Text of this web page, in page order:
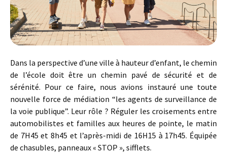
Dans la perspective d’une ville à hauteur d’enfant, le chemin
de l’école doit être un chemin pavé de sécurité et de
sérénité. Pour ce faire, nous avions instauré une toute
nouvelle force de médiation “les agents de surveillance de
la voie publique”. Leur rôle ? Réguler les croisements entre
automobilistes et familles aux heures de pointe, le matin
de 7H45 et 8h45 et l’après-midi de 16H15 à 17h45. Équipée
de chasubles, panneaux « STOP », sifflets.